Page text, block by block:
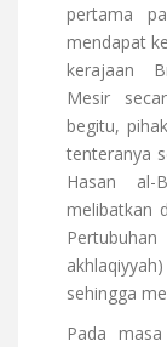
pertama
mendapat
kerajaan
Mesir
begitu,
tenteranya
Hasan al-
melibatkan
sehingga
Pada